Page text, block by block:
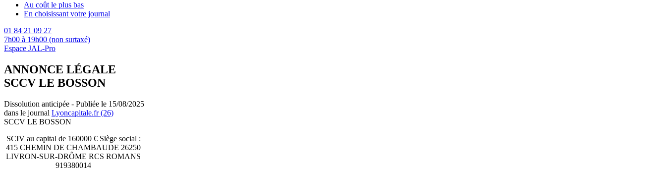
Au coût le plus bas
En choisissant votre journal
01 84 21 09 27
7h00 à 19h00 (non surtaxé)
Espace JAL-Pro
ANNONCE LÉGALE
SCCV LE BOSSON
Dissolution anticipée - Publiée le 15/08/2025
dans le journal Lyoncapitale.fr (26)
SCCV LE BOSSON
SCIV au capital de 160000 € Siège social :
415 CHEMIN DE CHAMBAUDE 26250
LIVRON-SUR-DRÔME RCS ROMANS
919380014